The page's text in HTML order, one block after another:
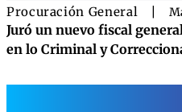
Procuración General
Juró un nuevo fiscal
en lo Criminal y